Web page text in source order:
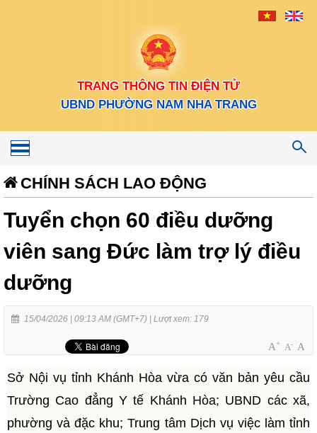
TRANG THÔNG TIN ĐIỆN TỬ
UBND PHƯỜNG NAM NHA TRANG
Toggle
navigation
CHÍNH SÁCH LAO ĐỘNG
Tuyển chọn 60 điều dưỡng
viên sang Đức làm trợ lý điều
dưỡng
15/04/2026 | 09:13 AM (GMT+7) | Lượt xem: 179
A+ A- A
Sở Nội vụ tỉnh Khánh Hòa vừa có văn bản yêu cầu
Trường Cao đẳng Y tế Khánh Hòa; UBND các xã,
phường và đặc khu; Trung tâm Dịch vụ việc làm tỉnh